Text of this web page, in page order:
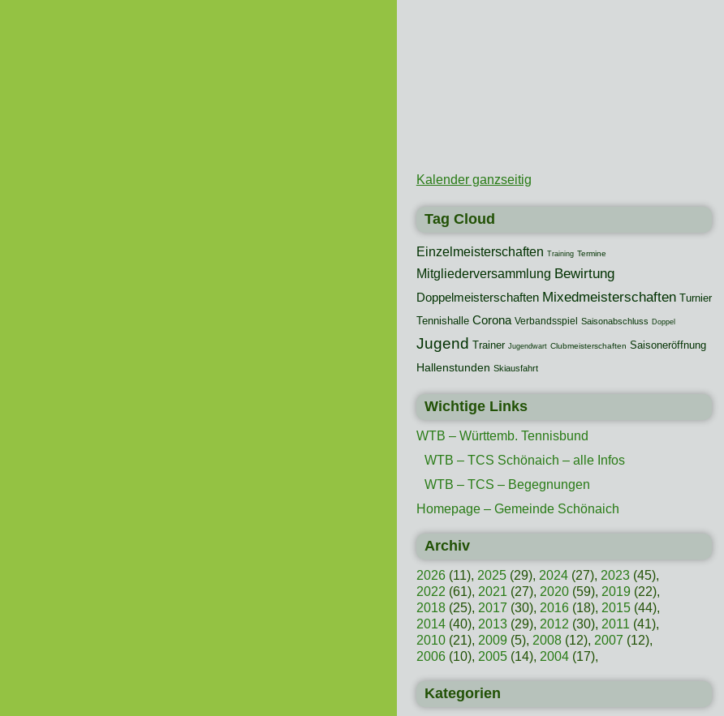
Kalender ganzseitig
Tag Cloud
Einzelmeisterschaften Training Termine
Mitgliederversammlung Bewirtung
Doppelmeisterschaften Mixedmeisterschaften Turnier
Tennishalle Corona Verbandsspiel Saisonabschluss Doppel
Jugend Trainer Jugendwart Clubmeisterschaften Saisoneröffnung
Hallenstunden Skiausfahrt
Wichtige Links
WTB – Württemb. Tennisbund
WTB – TCS Schönaich – alle Infos
WTB – TCS – Begegnungen
Homepage – Gemeinde Schönaich
Archiv
2026(11), 2025(29), 2024(27), 2023(45),
2022 (61), 2021 (27), 2020(59), 2019(22),
2018(25), 2017 (30), 2016(18), 2015(44),
2014(40), 2013(29), 2012 (30), 2011 (41),
2010(21), 2009(5), 2008(12), 2007 (12),
2006(10), 2005(14), 2004(17),
Kategorien